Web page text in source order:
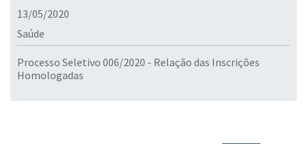
13/05/2020
Saúde
Processo Seletivo 006/2020 - Relação das Inscrições
Homologadas